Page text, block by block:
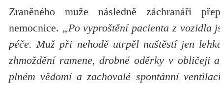
Zraněného muže následně záchranáři
nemocnice. „Po vyproštění pacienta z vozidla
péče. Muž při nehodě utrpěl naštěstí jen
zhmoždění ramene, drobné oděrky v obličeji
plném vědomí a zachovalé spontánní